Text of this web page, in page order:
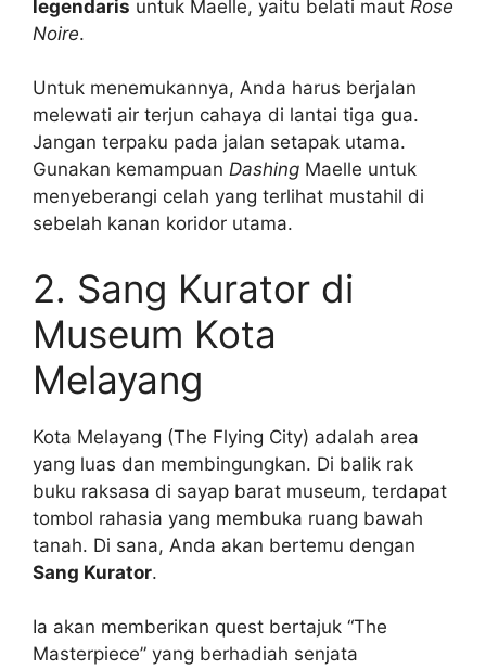
legendaris untuk Maelle, yaitu belati maut Rose
Noire.
Untuk menemukannya, Anda harus berjalan
melewati air terjun cahaya di lantai tiga gua.
Jangan terpaku pada jalan setapak utama.
Gunakan kemampuan Dashing Maelle untuk
menyeberangi celah yang terlihat mustahil di
sebelah kanan koridor utama.
2. Sang Kurator di
Museum Kota
Melayang
Kota Melayang (The Flying City) adalah area
yang luas dan membingungkan. Di balik rak
buku raksasa di sayap barat museum, terdapat
tombol rahasia yang membuka ruang bawah
tanah. Di sana, Anda akan bertemu dengan
Sang Kurator.
Ia akan memberikan quest bertajuk “The
Masterpiece” yang berhadiah senjata